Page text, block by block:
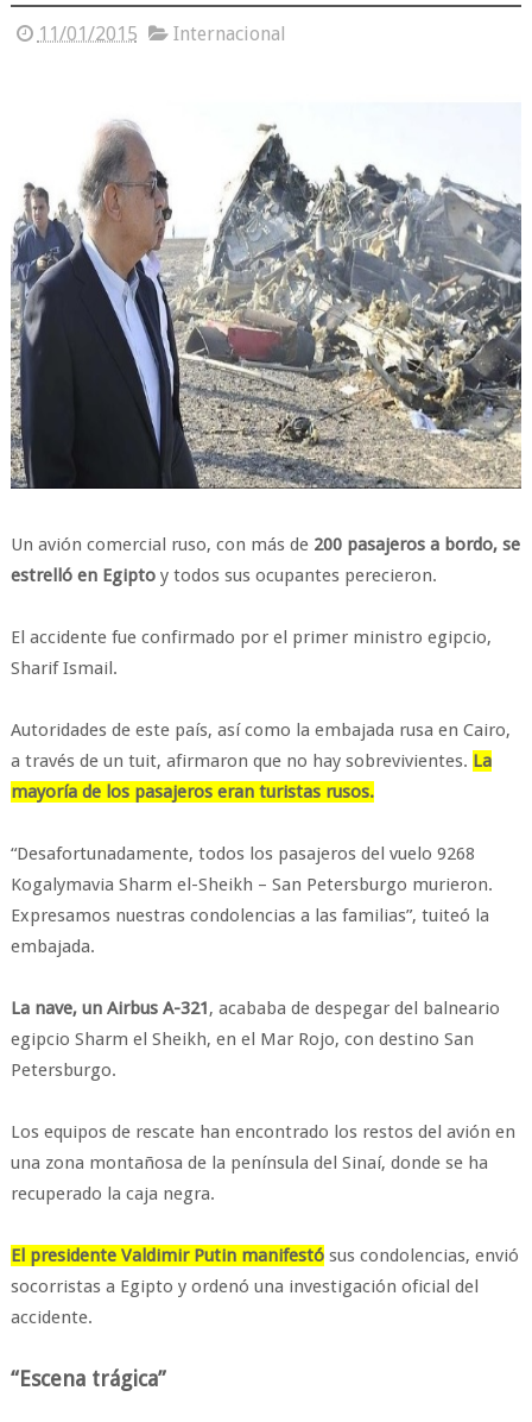
11/01/2015 Internacional
Un avión comercial ruso, con más de200 pasajeros a bordo, se
estrelló en Egiptoy todos sus ocupantes perecieron.
El accidente fue confirmado por el primer ministro egipcio,
Sharif Ismail.
Autoridades de este país, así como la embajada rusa en Cairo,
a través de un tuit, afirmaron que no hay sobrevivientes. La
mayoría de los pasajeros eran turistas rusos.
“Desafortunadamente, todos los pasajeros del vuelo 9268
Kogalymavia Sharm el-Sheikh – San Petersburgo murieron.
Expresamos nuestras condolencias a las familias”, tuiteó la
embajada.
La nave, un Airbus A-321, acababa de despegar del balneario
egipcio Sharm el Sheikh, en el Mar Rojo, con destino San
Petersburgo.
Los equipos de rescate han encontrado los restos del avión en
una zona montañosa de la península del Sinaí, donde se ha
recuperado la caja negra.
El presidente Valdimir Putin manifestósus condolencias, envió
socorristas a Egipto y ordenó una investigación oficial del
accidente.
“Escena trágica”